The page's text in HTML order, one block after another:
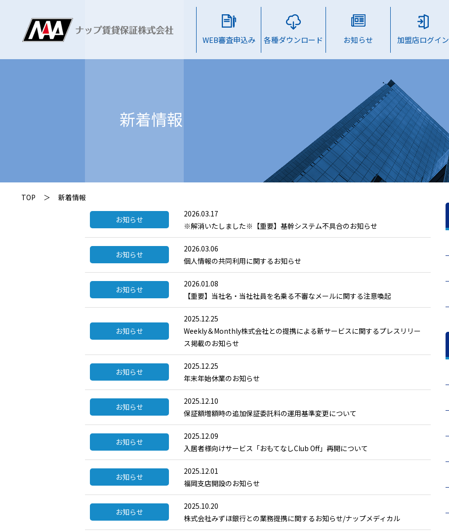
WEB審査申込み 各種ダウンロード お知らせ 加盟店ログイン
新着情報
TOP ＞ 新着情報
お知らせ
2026.03.17
※解消いたしました※【重要】基幹システム不具合のお知らせ
お知らせ
2026.03.06
個人情報の共同利用に関するお知らせ
お知らせ
2026.01.08
【重要】当社名・当社社員を名乗る不審なメールに関する注意喚起
お知らせ
2025.12.25
Weekly＆Monthly株式会社との提携による新サービスに関するプレスリリー
ス掲載のお知らせ
お知らせ
2025.12.25
年末年始休業のお知らせ
お知らせ
2025.12.10
保証額増額時の追加保証委託料の運用基準変更について
お知らせ
2025.12.09
入居者様向けサービス「おもてなしClub Off」再開について
お知らせ
2025.12.01
福岡支店開設のお知らせ
お知らせ
2025.10.20
株式会社みずほ銀行との業務提携に関するお知らせ/ナップメディカル